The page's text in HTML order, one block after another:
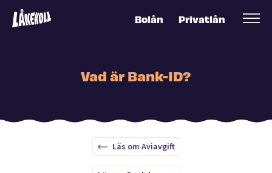
Bolån Privatlån
Vad är Bank-ID?
Läs om Aviavgift